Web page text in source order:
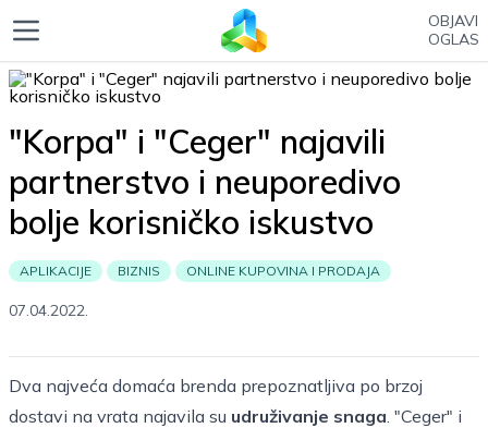
OBJAVI
OGLAS
"Korpa" i "Ceger" najavili
partnerstvo i neuporedivo
bolje korisničko iskustvo
APLIKACIJE BIZNIS ONLINE KUPOVINA I PRODAJA
07.04.2022.
Dva najveća domaća brenda prepoznatljiva po brzoj
dostavi na vrata najavila su udruživanje snaga. "Ceger" i